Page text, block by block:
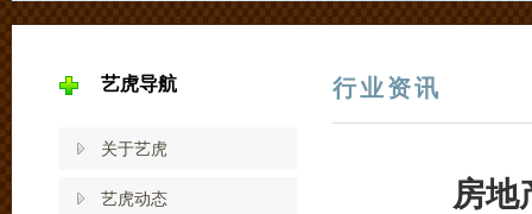
艺虎导航
关于艺虎
艺虎动态
行业资讯
房地